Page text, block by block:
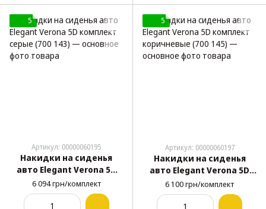
5
Артикул: 00000060195
Накидки на сиденья
авто Elegant Verona 5D
комплект серые (700 143)
6 094 грн/комплект
5
Артикул: 00000060197
Накидки на сиденья
авто Elegant Verona 5D
комплект коричневые
(700 145)
6 100 грн/комплект